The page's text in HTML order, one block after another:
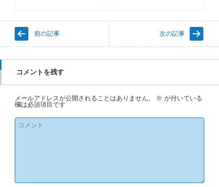
前の記事 次の記事
コメントを残す
メールアドレスが公開されることはありません。 ※ が付いている
欄は必須項目です